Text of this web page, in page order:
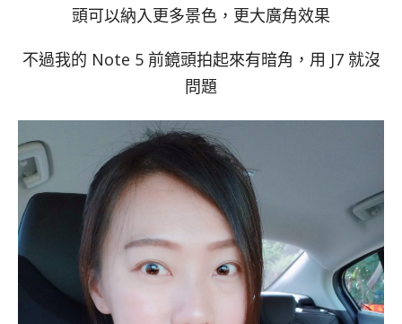
頭可以納入更多景色，更大廣角效果
不過我的 Note 5 前鏡頭拍起來有暗角，用 J7 就沒
問題